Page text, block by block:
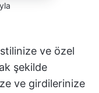
ve özel
şekilde
ve girdilerinize